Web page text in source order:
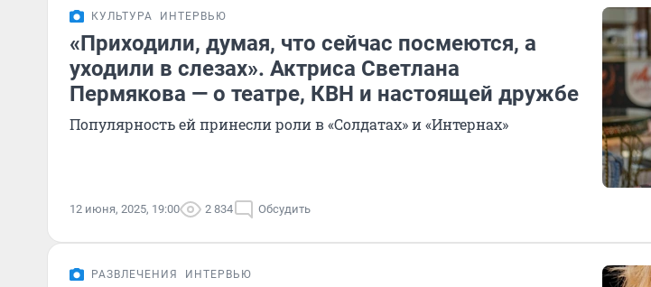
КУЛЬТУРА ИНТЕРВЬЮ
«Приходили, думая, что сейчас посмеются, а
уходили в слезах». Актриса Светлана
Пермякова — о театре, КВН и настоящей дружбе
Популярность ей принесли роли в «Солдатах» и «Интернах»
12 июня, 2025, 19:00 2 834 Обсудить
РАЗВЛЕЧЕНИЯ ИНТЕРВЬЮ